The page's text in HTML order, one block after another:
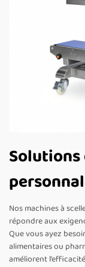
Nos machines à
répondre aux
Que vous ayez
alimentaires ou
améliorent